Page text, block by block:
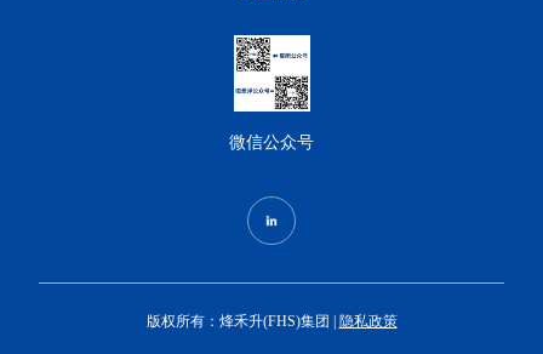
微信公众号
版权所有：烽禾升(FHS)集团 | 隐私政策